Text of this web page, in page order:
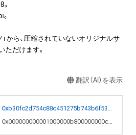
から、圧縮されていないオリジナルサ
ただけます。
翻訳（AI）を表示
0xb30fc2d754c88c451275b743b6f530f19f643683
0x000000000001000000b800000000c19a